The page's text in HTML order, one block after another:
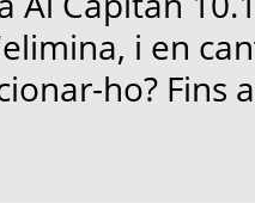
i en
ho? Fins